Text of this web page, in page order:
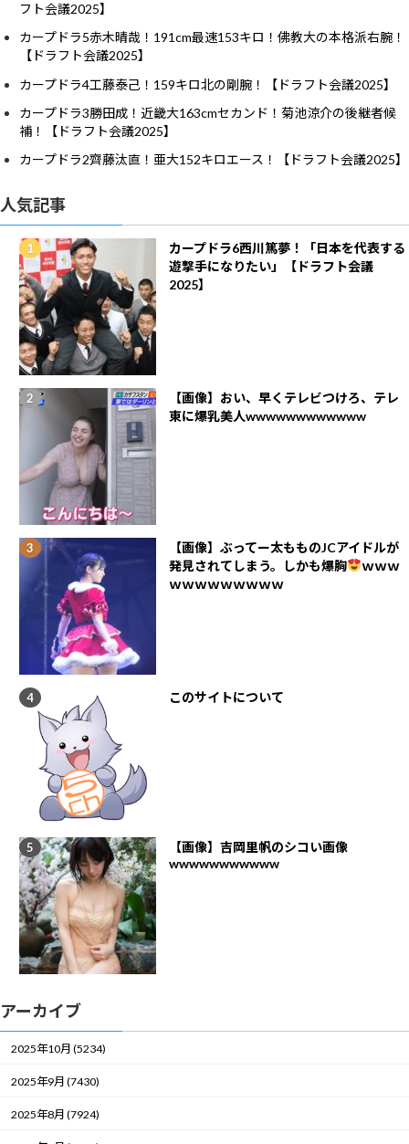
フト会議2025】
カープドラ5赤木晴哉！191cm最速153キロ！佛教大の本格派右腕！
【ドラフト会議2025】
カープドラ4工藤泰己！159キロ北の剛腕！【ドラフト会議2025】
カープドラ3勝田成！近畿大163cmセカンド！菊池涼介の後継者候
補！【ドラフト会議2025】
カープドラ2齊藤汰直！亜大152キロエース！【ドラフト会議2025】
人気記事
カープドラ6西川篤夢！「日本を代表する
遊撃手になりたい」【ドラフト会議
2025】
【画像】おい、早くテレビつけろ、テレ
東に爆乳美人wwwwwwwwwwww
【画像】ぶってー太もものJCアイドルが
発見されてしまう。しかも爆胸
ｗｗｗ
ｗｗｗｗｗｗｗｗｗ
このサイトについて
【画像】吉岡里帆のシコい画像
wwwwwwwwwww
アーカイブ
2025年10月 (5234)
2025年9月 (7430)
2025年8月 (7924)